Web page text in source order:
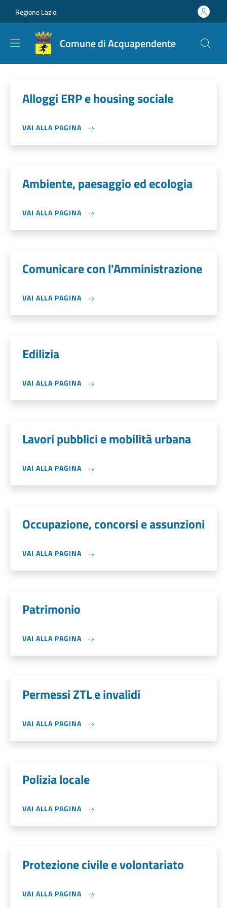
Regione Lazio
Comune di Acquapendente
Alloggi ERP e housing sociale
VAI ALLA PAGINA
Ambiente, paesaggio ed ecologia
VAI ALLA PAGINA
Comunicare con l'Amministrazione
VAI ALLA PAGINA
Edilizia
VAI ALLA PAGINA
Lavori pubblici e mobilità urbana
VAI ALLA PAGINA
Occupazione, concorsi e assunzioni
VAI ALLA PAGINA
Patrimonio
VAI ALLA PAGINA
Permessi ZTL e invalidi
VAI ALLA PAGINA
Polizia locale
VAI ALLA PAGINA
Protezione civile e volontariato
VAI ALLA PAGINA